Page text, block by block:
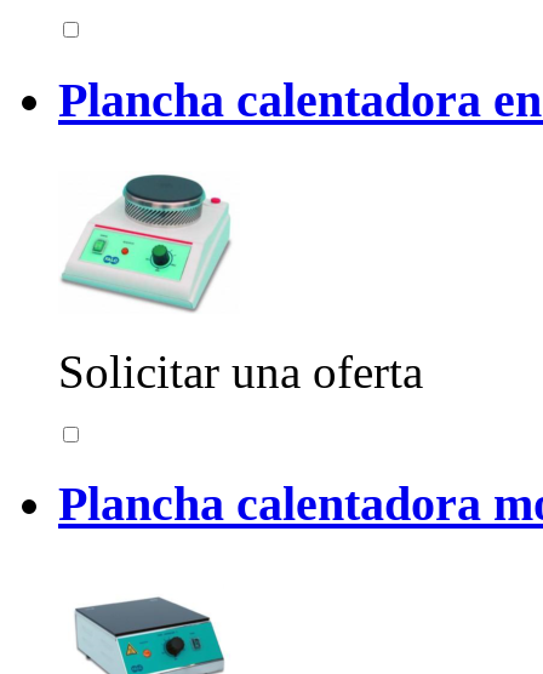
Plancha calentadora
Solicitar una oferta
Plancha calentadora